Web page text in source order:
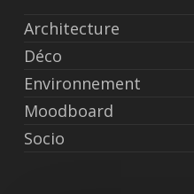
Architecture
Déco
Environnement
Moodboard
Socio